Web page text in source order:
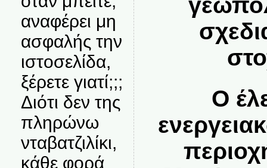
αναφέρει μη
ασφαλής την
ιστοσελίδα,
ξέρετε γιατί;;;
Διότι δεν της
πληρώνω
νταβατζιλίκι,
κάθε φορά
Ο